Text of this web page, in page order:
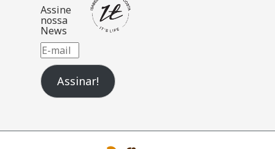
Assine
nossa
News
E-
mail
Assinar!